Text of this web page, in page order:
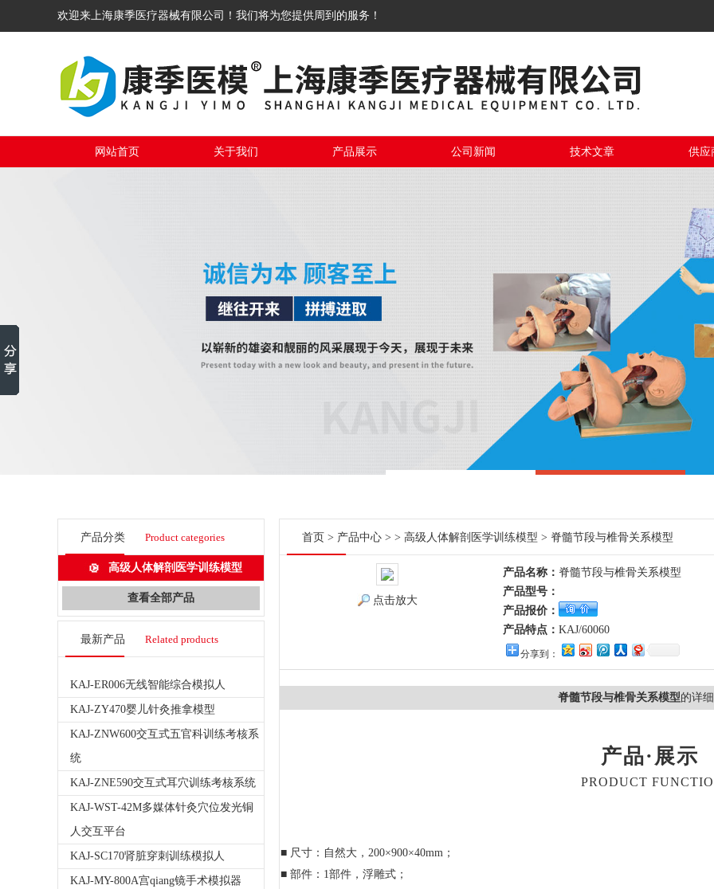
欢迎来上海康季医疗器械有限公司！我们将为您提供周到的服务！
网站首页 关于我们 产品展示 公司新闻 技术文章 供应
产品分类 Product categories
高级人体解剖医学训练模型
查看全部产品
最新产品 Related products
KAJ-ER006无线智能综合模拟人
KAJ-ZY470婴儿针灸推拿模型
KAJ-ZNW600交互式五官科训练考核系
统
KAJ-ZNE590交互式耳穴训练考核系统
KAJ-WST-42M多媒体针灸穴位发光铜
人交互平台
KAJ-SC170肾脏穿刺训练模拟人
KAJ-MY-800A宫qiang镜手术模拟器
首页 > 产品中心 > > 高级人体解剖医学训练模型 > 脊髓节段与椎骨关系模型
点击放大
产品名称： 脊髓节段与椎骨关系模型
产品型号：
产品报价：
产品特点： ​KAJ/60060
分享到：
脊髓节段与椎骨关系模型的详
产品·展示
PRODUCT
■ 尺寸：自然大， 200×900×40mm；
■ 部件： 1部件，浮雕式；